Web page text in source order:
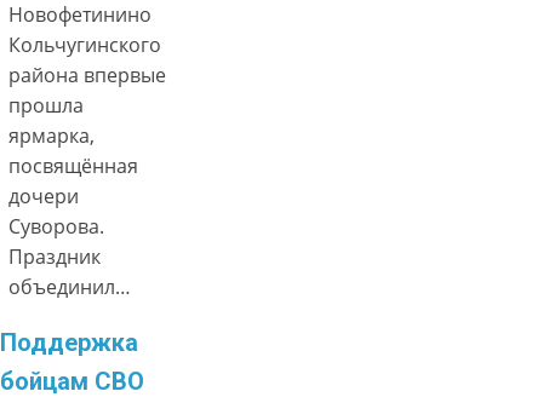
Новофетинино
Кольчугинского
района впервые
прошла
ярмарка,
посвящённая
дочери
Суворова.
Праздник
объединил…
Поддержка
бойцам СВО